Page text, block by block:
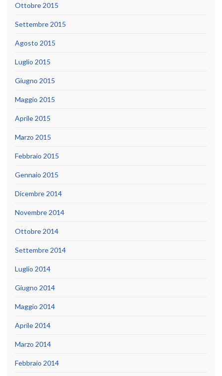
Ottobre 2015
Settembre 2015
Agosto 2015
Luglio 2015
Giugno 2015
Maggio 2015
Aprile 2015
Marzo 2015
Febbraio 2015
Gennaio 2015
Dicembre 2014
Novembre 2014
Ottobre 2014
Settembre 2014
Luglio 2014
Giugno 2014
Maggio 2014
Aprile 2014
Marzo 2014
Febbraio 2014